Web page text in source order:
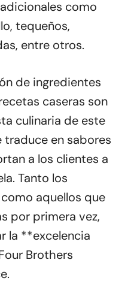
como
tequeños,
entre otros.
de ingredientes
caseras son
culinaria de este
traduce en sabores
a los clientes a
Tanto los
aquellos que
por primera vez,
la **excelencia
Brothers